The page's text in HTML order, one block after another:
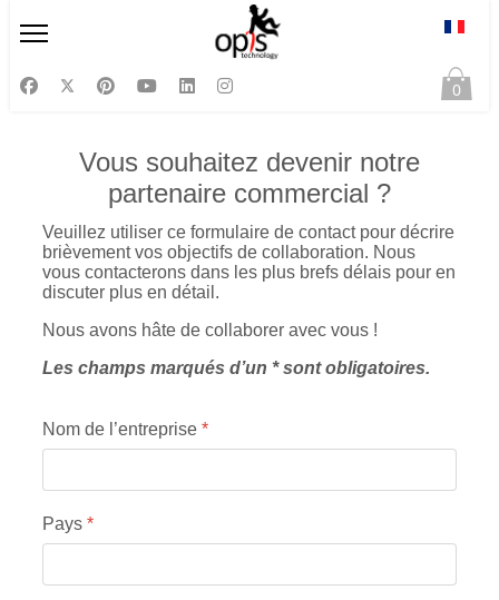
0
Vous souhaitez devenir notre
partenaire commercial ?
Veuillez utiliser ce formulaire de contact pour décrire
brièvement vos objectifs de collaboration. Nous
vous contacterons dans les plus brefs délais pour en
discuter plus en détail.
Nous avons hâte de collaborer avec vous !
Les champs marqués d’un * sont obligatoires.
Nom de l’entreprise *
Pays *